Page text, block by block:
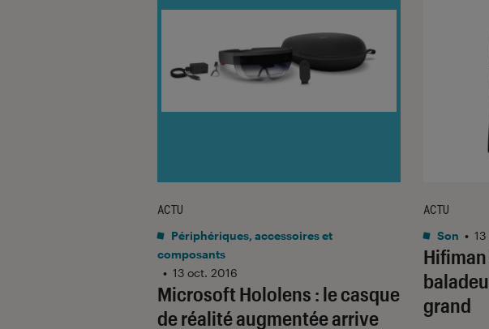
Microsoft Hololens : le casque
de réalité augmentée arrive
ACTU
Périphériques, accessoires et
composants
• 13 oct. 2016
grand
ACTU
Son •